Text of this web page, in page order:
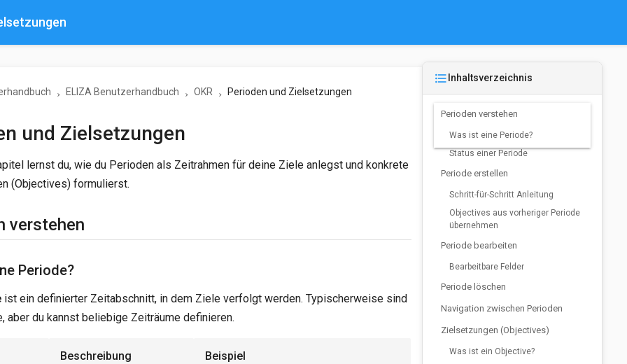
ELIZA Benutzerhandbuch OKR Perioden und Zielsetzungen
und Zielsetzungen
lernst du, wie du Perioden als Zeitrahmen für deine Ziele anlegst und konkrete
(Objectives) formulierst.
verstehen
Periode?
ist ein definierter Zeitabschnitt, in dem Ziele verfolgt werden. Typischerweise sind
aber du kannst beliebige Zeiträume definieren.
Beschreibung Beispiel
format_list_bulleted Inhaltsverzeichnis
Perioden verstehen
Was ist eine Periode?
Status einer Periode
Periode erstellen
Schritt-für-Schritt Anleitung
Objectives aus vorheriger Periode
übernehmen
Periode bearbeiten
Bearbeitbare Felder
Periode löschen
Navigation zwischen Perioden
Zielsetzungen (Objectives)
Was ist ein Objective?